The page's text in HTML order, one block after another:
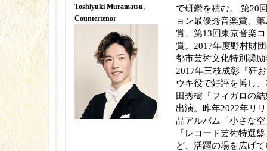
Toshiyuki Muramatsu,
Countertenor
で研鑽を積む。 第20
ョン最優秀音楽賞、
賞、第13回東京音楽
賞。2017年度野村財
都市芸術文化特別奨励
2017年三枝成彰『狂
ウキ役で好評を博し
田秀樹『フィガロの
出演。昨年2022年リ
品アルバム「小さな
「レコード芸術特選
ど、活躍の場を広げ